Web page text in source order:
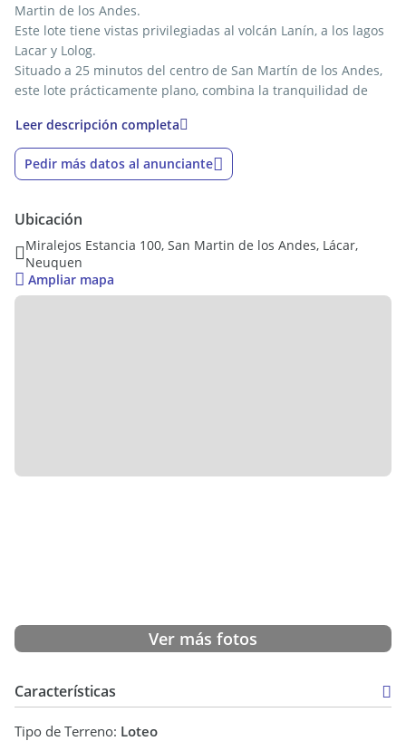
Martin de los Andes.
Este lote tiene vistas privilegiadas al volcán Lanín, a los lagos
Lacar y Lolog.
Situado a 25 minutos del centro de San Martín de los Andes,
este lote prácticamente plano, combina la tranquilidad de
urbanos.
Además, Estancia Miralejos ofrece un camino interno al
centro de esquí Chapelco que conecta con la Ruta Provincial
Cuenta con los servicios de Luz, gas y agua.
LC.. - Mat.
Leer descripción completa
Pedir más datos al anunciante
Ubicación
Miralejos Estancia 100, San Martin de los Andes, Lácar,
Neuquen
Ampliar mapa
Ver más fotos
Características
Tipo de Terreno: Loteo